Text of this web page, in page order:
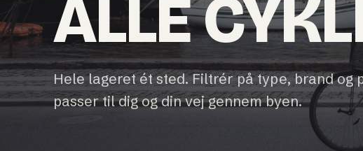
ALLE
Hele lageret ét sted. Filtrér på type, brand og
passer til dig og din vej gennem byen.